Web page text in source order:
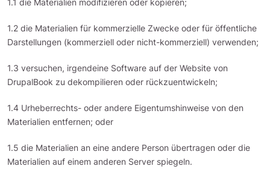
1.1 die Materialien modifizieren oder kopieren;
1.2 die Materialien für kommerzielle Zwecke oder für öffentliche
Darstellungen (kommerziell oder nicht-kommerziell) verwenden;
1.3 versuchen, irgendeine Software auf der Website von
DrupalBook zu dekompilieren oder rückzuentwickeln;
1.4 Urheberrechts- oder andere Eigentumshinweise von den
Materialien entfernen; oder
1.5 die Materialien an eine andere Person übertragen oder die
Materialien auf einem anderen Server spiegeln.